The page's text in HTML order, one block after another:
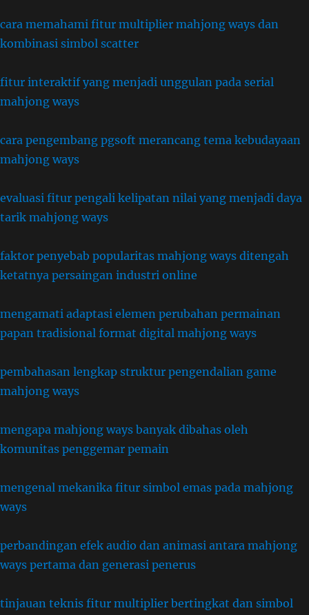
cara memahami fitur multiplier mahjong ways dan
kombinasi simbol scatter
fitur interaktif yang menjadi unggulan pada serial
mahjong ways
cara pengembang pgsoft merancang tema kebudayaan
mahjong ways
evaluasi fitur pengali kelipatan nilai yang menjadi daya
tarik mahjong ways
faktor penyebab popularitas mahjong ways ditengah
ketatnya persaingan industri online
mengamati adaptasi elemen perubahan permainan
papan tradisional format digital mahjong ways
pembahasan lengkap struktur pengendalian game
mahjong ways
mengapa mahjong ways banyak dibahas oleh
komunitas penggemar pemain
mengenal mekanika fitur simbol emas pada mahjong
ways
perbandingan efek audio dan animasi antara mahjong
ways pertama dan generasi penerus
tinjauan teknis fitur multiplier bertingkat dan simbol